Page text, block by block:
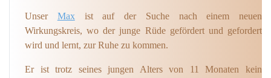
Unser Maxist auf der Suche nach einem neuen
Wirkungskreis, wo der junge Rüde gefördert und gefordert
wird und lernt, zur Ruhe zu kommen.
Er ist trotz seines jungen Alters von 11 Monaten kein